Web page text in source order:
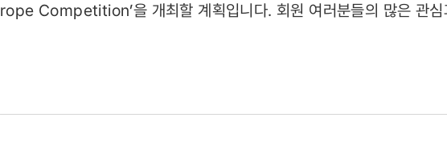
rope Competition’을 개최할 계획입니다. 회원 여러분들의 많은 관심